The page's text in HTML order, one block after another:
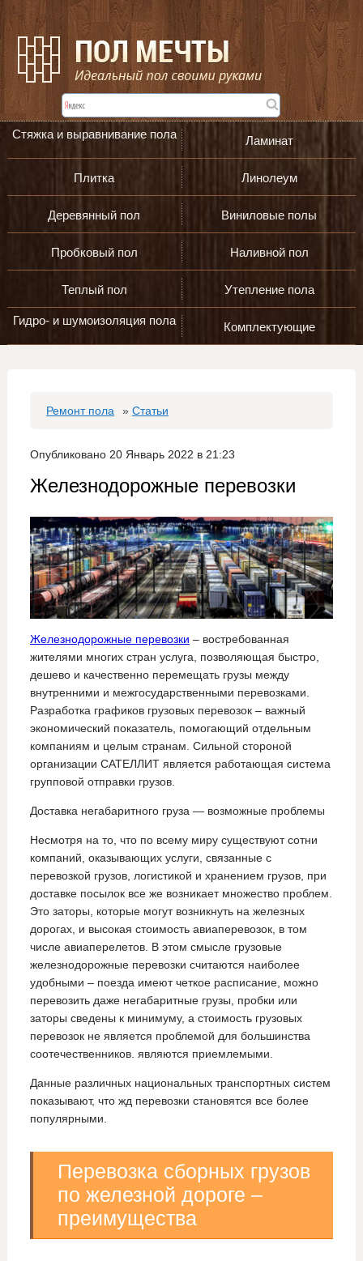
Стяжка и выравнивание пола Ламинат
Плитка Линолеум
Деревянный пол Виниловые полы
Пробковый пол Наливной пол
Теплый пол Утепление пола
Гидро- и шумоизоляция пола Комплектующие
Ремонт пола » Статьи
Опубликовано 20 Январь 2022 в 21:23
Железнодорожные перевозки
Железнодорожные перевозки – востребованная
жителями многих стран услуга, позволяющая быстро,
дешево и качественно перемещать грузы между
внутренними и межгосударственными перевозками.
Разработка графиков грузовых перевозок – важный
экономический показатель, помогающий отдельным
компаниям и целым странам. Сильной стороной
организации САТЕЛЛИТ является работающая система
групповой отправки грузов.
Доставка негабаритного груза — возможные проблемы
Несмотря на то, что по всему миру существуют сотни
компаний, оказывающих услуги, связанные с
перевозкой грузов, логистикой и хранением грузов, при
доставке посылок все же возникает множество проблем.
Это заторы, которые могут возникнуть на железных
дорогах, и высокая стоимость авиаперевозок, в том
числе авиаперелетов. В этом смысле грузовые
железнодорожные перевозки считаются наиболее
удобными – поезда имеют четкое расписание, можно
перевозить даже негабаритные грузы, пробки или
заторы сведены к минимуму, а стоимость грузовых
перевозок не является проблемой для большинства
соотечественников. являются приемлемыми.
Данные различных национальных транспортных систем
показывают, что жд перевозки становятся все более
популярными.
Перевозка сборных грузов
по железной дороге –
преимущества